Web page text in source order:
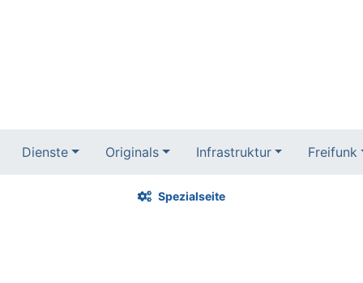
Dienste Originals Infrastruktur Freifunk
Spezialseite